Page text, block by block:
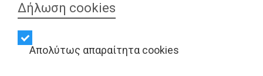
Δήλωση cookies
Απολύτως απαραίτητα cookies